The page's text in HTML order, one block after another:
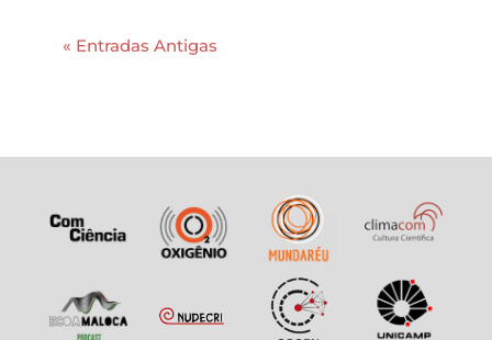
« Entradas Antigas